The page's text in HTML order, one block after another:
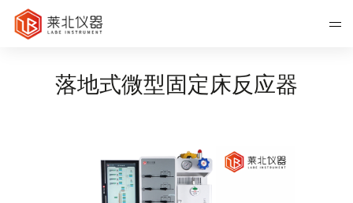
落地式微型固定床反应器